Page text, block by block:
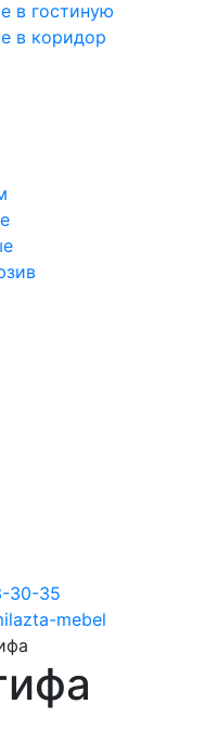
в гостиную
в коридор
30-35
ilazta-mebel